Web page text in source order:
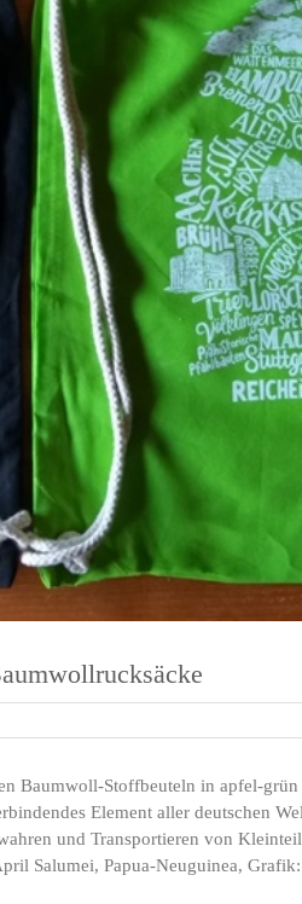
Karolingisches Westwerk und
Corvey
Baumwoll-Stoffbeuteln in apfel-
Element aller deutschen
und Transportieren von
Salumei, Papua-Neuguinea,